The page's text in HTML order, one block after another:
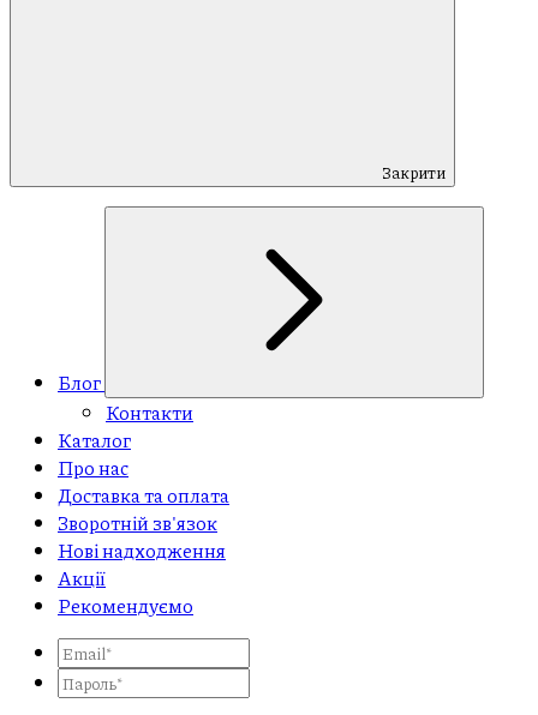
Закрити
Блог
Контакти
Каталог
Про нас
Доставка та оплата
Зворотній зв'язок
Нові надходження
Акції
Рекомендуємо